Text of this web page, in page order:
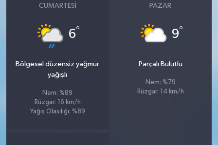
CUMARTESI
6°
Bölgesel düzensiz yağmur
yağışlı
Nem: %89
Rüzgar: 16 km/h
Yağış Olasılığı: %89
PAZAR
9°
Parçalı Bulutlu
Nem: %79
Rüzgar: 14 km/h